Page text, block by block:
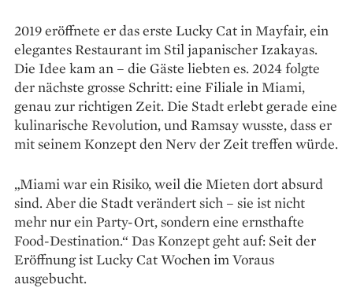
2019 eröffnete er das erste Lucky Cat in Mayfair, ein
elegantes Restaurant im Stil japanischer Izakayas.
Die Idee kam an – die Gäste liebten es. 2024 folgte
der nächste grosse Schritt: eine Filiale in Miami,
genau zur richtigen Zeit. Die Stadt erlebt gerade eine
kulinarische Revolution, und Ramsay wusste, dass er
mit seinem Konzept den Nerv der Zeit treffen würde.
„Miami war ein Risiko, weil die Mieten dort absurd
sind. Aber die Stadt verändert sich – sie ist nicht
mehr nur ein Party-Ort, sondern eine ernsthafte
Food-Destination.“ Das Konzept geht auf: Seit der
Eröffnung ist Lucky Cat Wochen im Voraus
ausgebucht.